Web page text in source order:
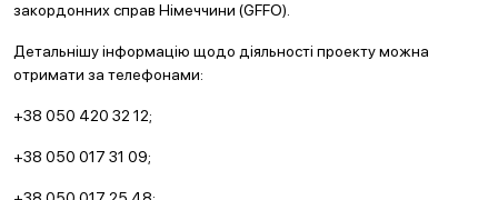
закордонних справ Німеччини (GFFO).
Детальнішу інформацію щодо діяльності проекту можна
отримати за телефонами:
+38 050 420 32 12;
+38 050 017 31 09;